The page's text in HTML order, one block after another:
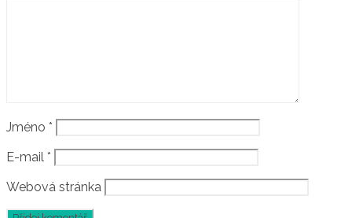
Jméno *
E-mail *
Webová stránka